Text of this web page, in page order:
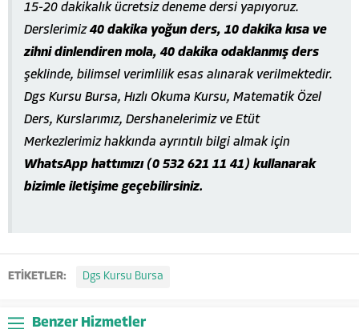
15-20 dakikalık ücretsiz deneme dersi yapıyoruz.
Derslerimiz40 dakika yoğun ders, 10 dakika kısa ve
zihni dinlendiren mola, 40 dakika odaklanmış ders
şeklinde, bilimsel verimlilik esas alınarak verilmektedir.
Dgs Kursu Bursa, Hızlı Okuma Kursu, Matematik Özel
Ders, Kurslarımız, Dershanelerimiz ve Etüt
Merkezlerimiz hakkında ayrıntılı bilgi almak için
WhatsApp hattımızı (0 532 621 11 41) kullanarak
bizimle iletişime geçebilirsiniz.
ETİKETLER: Dgs Kursu Bursa
Benzer Hizmetler